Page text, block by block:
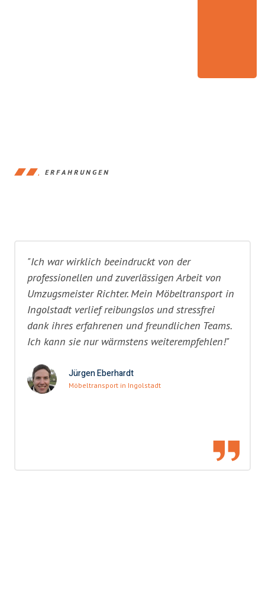
ERFAHRUNGEN
"Ich war wirklich beeindruckt von der
professionellen und zuverlässigen Arbeit von
Umzugsmeister Richter. Mein Möbeltransport in
Ingolstadt verlief reibungslos und stressfrei
dank ihres erfahrenen und freundlichen Teams.
Ich kann sie nur wärmstens weiterempfehlen!"
Jürgen Eberhardt
Möbeltransport in Ingolstadt